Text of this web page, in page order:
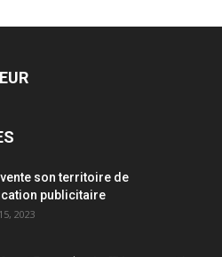
son territoire de
publicitaire
2023